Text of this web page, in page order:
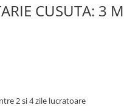
CUSUTA: 3
2 si 4 zile lucratoare